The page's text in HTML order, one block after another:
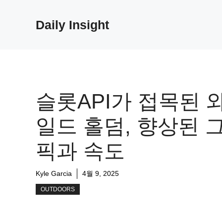
Daily Insight
슬롯API가 접목된
일드 홀덤, 향상된
픽과 속도
Kyle Garcia 4월 9, 2025
OUTDOORS